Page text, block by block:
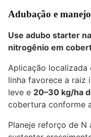
Adubação e
Use adubo starter
nitrogênio em
Aplicação
linha favorece a raiz
leve e 20–30 kg/ha
cobertura conforme
Planeje reforço de N